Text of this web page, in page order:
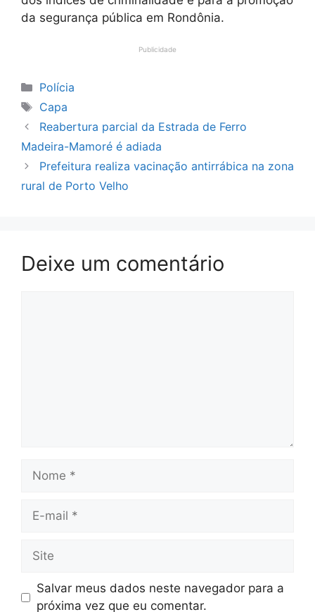
da segurança pública em Rondônia.
Publicidade
Categorias
Polícia
Tags
Capa
Reabertura parcial da Estrada de Ferro
Madeira-Mamoré é adiada
Prefeitura realiza vacinação antirrábica na zona
rural de Porto Velho
Deixe um comentário
Nome
Site
Salvar meus dados neste navegador para a
próxima vez que eu comentar.